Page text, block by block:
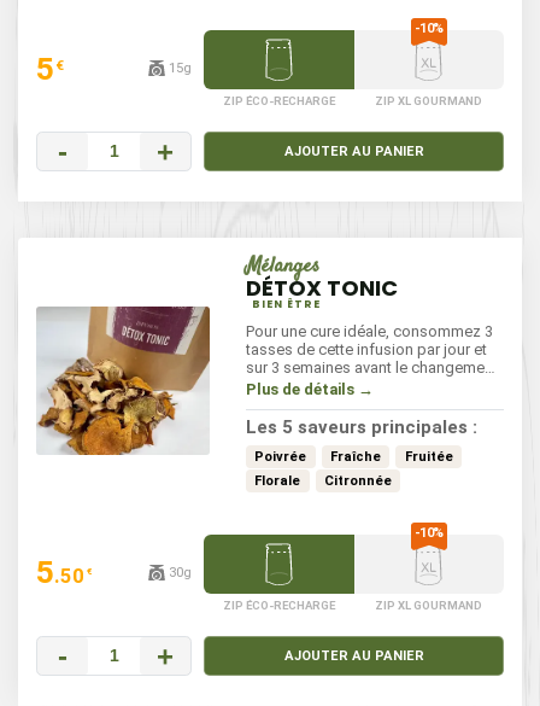
5 € 15g
ZIP ÉCO-RECHARGE ZIP XL GOURMAND
- + AJOUTER AU PANIER
Mélanges
DÉTOX TONIC
BIEN ÊTRE
Pour une cure idéale, consommez 3
tasses de cette infusion par jour et
sur 3 semaines avant le changement
de saison. Infusez l'équivalent d'une
frémissante pendant 4 à 6 minutes.
Plus de détails →
Les 5 saveurs principales :
Poivrée Fraîche
Fruitée
Florale
Citronnée
5.50 € 30g
ZIP ÉCO-RECHARGE ZIP XL GOURMAND
- + AJOUTER AU PANIER